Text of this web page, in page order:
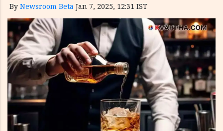
By Newsroom Beta Jan 7, 2025, 12:31 IST